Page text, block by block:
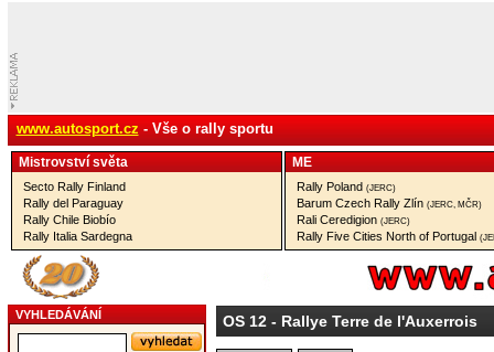
www.autosport.cz - Vše o rally sportu
Mistrovství­ světa
Secto Rally Finland
Rally del Paraguay
Rally Chile Biobío
Rally Italia Sardegna
ME
Rally Poland (JERC)
Barum Czech Rally Zlín (JERC, MČR)
Rali Ceredigion (JERC)
Rally Five Cities North of Portugal
VYHLEDÁVÁNÍ OS 12- Rallye Terre de l'Auxerrois